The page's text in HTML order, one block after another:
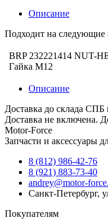
Описание
Подходит на следующие
BRP 232221414 NUT-
Гайка M12
Описание
Доставка до склада СПБ
Доставка не включена.
Motor-Force
Запчасти и аксессуары
8 (812) 986-42-76
8 (921) 883-73-40
andrey@motor-
Санкт-Петербург,
Покупателям